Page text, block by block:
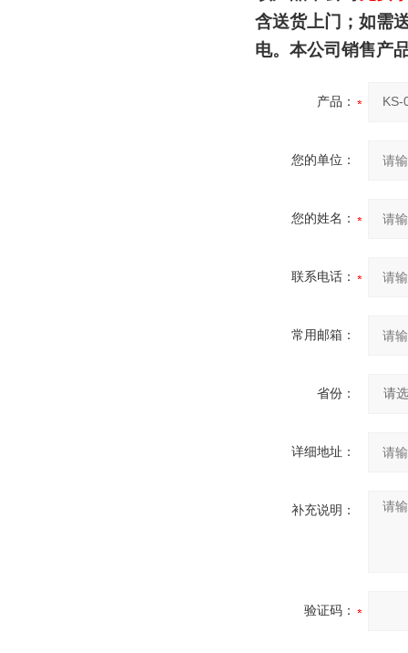
含送货上门；如需
电。本公司销售产
产品：
您的单位：
您的姓名：
联系电话：
常用邮箱：
省份：
详细地址：
补充说明：
验证码：